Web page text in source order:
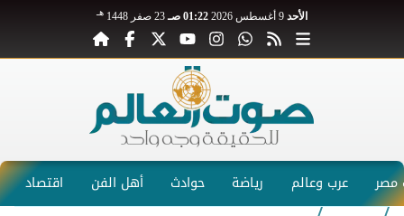
الأحد 01:22 صـ 23 صفر 1448 هـ
عرب وعالم رياضة حوادث أهل الفن اقتصاد